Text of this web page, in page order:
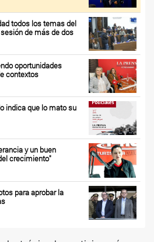
todos los temas del
de más de dos
oportunidades
contextos
indica que lo mato su
y un buen
crecimiento"
para aprobar la